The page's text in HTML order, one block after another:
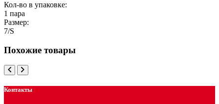
Кол-во в упаковке:
1 пара
Размер:
7/S
Похожие товары
Контакты